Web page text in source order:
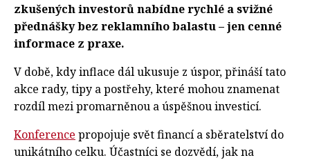
zkušených investorů nabídne rychlé a svižné
přednášky bez reklamního balastu – jen cenné
informace z praxe.
V době, kdy inflace dál ukusuje z úspor, přináší tato
akce rady, tipy a postřehy, které mohou znamenat
rozdíl mezi promarněnou a úspěšnou investicí.
Konference propojuje svět financí a sběratelství do
unikátního celku. Účastníci se dozvědí, jak na